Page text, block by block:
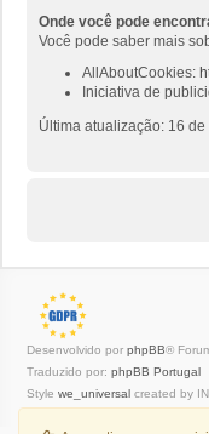
Onde você pode
Você pode saber mais
AllAboutCookies:
Iniciativa de
Última atualização: 16
Desenvolvido por phpBB®
Traduzido por: phpBB Portugal
Style we_universal created by